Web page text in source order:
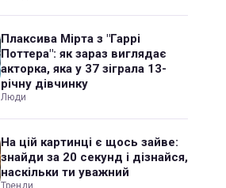
Плаксива Мірта з "Гаррі
Поттера": як зараз виглядає
акторка, яка у 37 зіграла 13-
річну дівчинку
Люди
На цій картинці є щось зайве:
знайди за 20 секунд і дізнайся,
наскільки ти уважний
Тренди